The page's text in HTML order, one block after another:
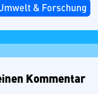
& Forschung
Kommentar